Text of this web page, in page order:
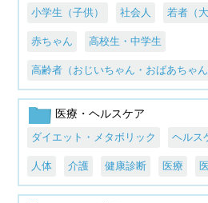
小学生（子供） 社会人 若者（大
赤ちゃん 高校生・中学生
高齢者（おじいちゃん・おばあちゃん
医療・ヘルスケア
ダイエット・メタボリック ヘルス
人体 介護 健康診断 医療